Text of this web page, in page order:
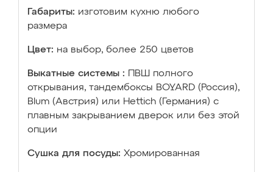
Габариты: изготовим кухню любого
размера
Цвет: на выбор, более 250 цветов
Выкатные системы :
ПВШ полного
открывания, тандембоксы BOYARD (Россия),
Blum (Австрия) или Hettich (Германия) с
плавным закрыванием дверок или без этой
опции
Сушка для посуды: Хромированная